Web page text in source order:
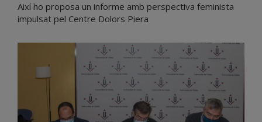
Així ho proposa un informe amb perspectiva feminista
impulsat pel Centre Dolors Piera